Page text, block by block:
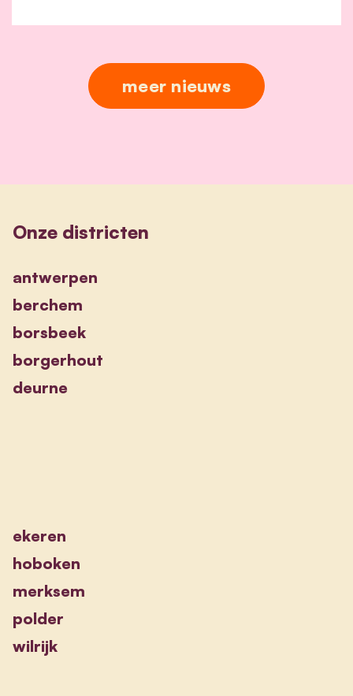
meer nieuws
Onze districten
antwerpen
berchem
borsbeek
borgerhout
deurne
ekeren
hoboken
merksem
polder
wilrijk